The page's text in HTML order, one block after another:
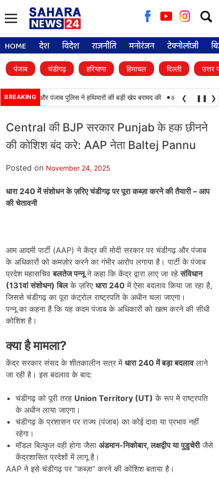
for:
HOME देश विदेश राजनीति मनोरंजन टेक्नोलॉजी
पंजाब चंडीगढ़ हरियाणा हिमाचल दिल्ली उत्तर
BREAKINGBSF और पंजाब पुलिस ने हथियारों की बड़ी खेप बरामद की • अमन अरोड़ा ने
❮ ❚❚ ❯
Central की BJP सरकार Punjab के हक छीनने
की कोशिश बंद करे: AAP नेता Baltej Pannu
Posted on November 24, 2025
धारा 240में संशोधन के ज़रिए चंडीगढ़ पर पूरा कब्ज़ा करने की तैयारी – आप
की चेतावनी
आम आदमी पार्टी (AAP) ने केंद्र की मोदी सरकार पर चंडीगढ़ और पंजाब
के अधिकारों को कमज़ोर करने का गंभीर आरोप लगाया है। पार्टी के पंजाब
प्रदेश महासचिवबलतेज पन्नूने कहा कि केंद्र द्वारा लाए जा रहेसंविधान
(131वां संशोधन) बिलके ज़रिए धारा 240 में ऐसा बदलाव किया जा रहा है,
जिससे चंडीगढ़ का पूरा कंट्रोल राष्ट्रपति के अधीन चला जाएगा।
पन्नू का कहना है कि यह कदम पंजाब के अधिकारों को खत्म करने की सीधी
कोशिश है।
क्या है मामला?
केंद्र सरकार संसद के शीतकालीन सत्र में धारा 240में बड़ा बदलावलाने
जा रही है। इस बदलाव के बाद:
चंडीगढ़ को पूरी तरह Union Territory (UT) के रूप में राष्ट्रपति
के अधीन लाया जाएगा।
चंडीगढ़ के प्रशासन पर राज्य (पंजाब) का कोई दावा या प्रभाव नहीं
रहेगा।
मॉडल बिल्कुल वही होगा जैसा अंडमान-निकोबार,लक्षद्वीप या पुडुचेरीजैसे
केंद्रशासित प्रदेशों में लागू है।
AAP ने इसे चंडीगढ़ पर “कब्ज़ा” करने की कोशिश बताया है।